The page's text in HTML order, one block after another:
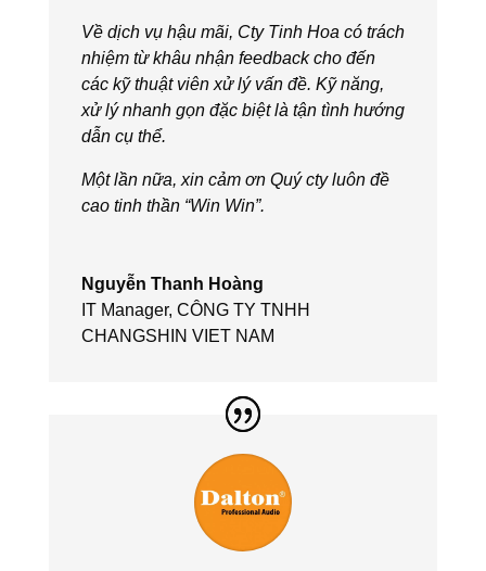
Về dịch vụ hậu mãi, Cty Tinh Hoa có trách
nhiệm từ khâu nhận feedback cho đến
các kỹ thuật viên xử lý vấn đề. Kỹ năng,
xử lý nhanh gọn đặc biệt là tận tình hướng
dẫn cụ thể.
Một lần nữa, xin cảm ơn Quý cty luôn đề
cao tinh thần “Win Win”.
Nguyễn Thanh Hoàng
IT Manager, CÔNG TY TNHH
CHANGSHIN VIET NAM